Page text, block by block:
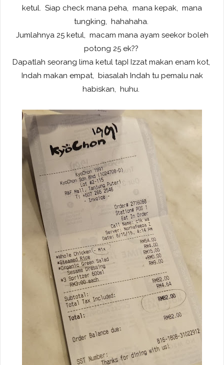
ketul. Siap check mana peha, mana kepak, mana
tungking, hahahaha.
Jumlahnya 25 ketul, macam mana ayam seekor boleh
potong 25 ek??
Dapatlah seorang lima ketul tapI Izzat makan enam kot,
Indah makan empat, biasalah Indah tu pemalu nak
habiskan, huhu.